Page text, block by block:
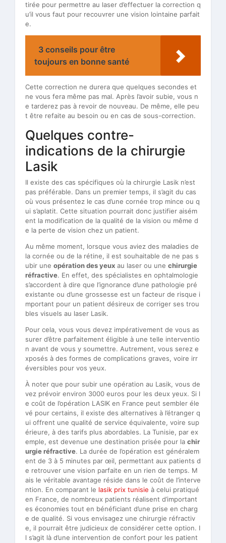
tirée pour permettre au laser d’effectuer la correction q
u’il vous faut pour recouvrer une vision lointaine parfait
e.
3 conseils pour être
toujours en bonne santé
Cette correction ne durera que quelques secondes et
ne vous fera même pas mal. Après l’avoir subie, vous n
e tarderez pas à revoir de nouveau. De même, elle peu
t être refaite au besoin ou en cas de sous-correction.
Quelques contre-
indications de la chirurgie
Lasik
Il existe des cas spécifiques où la chirurgie Lasik n’est
pas préférable. Dans un premier temps, il s’agit du cas
où vous présentez le cas d’une cornée trop mince ou q
ui s’aplatit. Cette situation pourrait donc justifier aisém
ent la modification de la qualité de la vision ou même d
e la perte de vision chez un patient.
Au même moment, lorsque vous aviez des maladies de
la cornée ou de la rétine, il est souhaitable de ne pas s
ubir une opération des yeux au laser ou une chirurgie
réfractive. En effet, des spécialistes en ophtalmologie
s’accordent à dire que l’ignorance d’une pathologie pré
existante ou d’une grossesse est un facteur de risque i
mportant pour un patient désireux de corriger ses trou
bles visuels au laser Lasik.
Pour cela, vous vous devez impérativement de vous as
surer d’être parfaitement éligible à une telle interventio
n avant de vous y soumettre. Autrement, vous serez e
xposés à des formes de complications graves, voire irr
éversibles pour vos yeux.
À noter que pour subir une opération au Lasik, vous de
vez prévoir environ 3000 euros pour les deux yeux. Si l
e coût de l’opération LASIK en France peut sembler éle
vé pour certains, il existe des alternatives à l’étranger q
ui offrent une qualité de service équivalente, voire sup
érieure, à des tarifs plus abordables. La Tunisie, par ex
emple, est devenue une destination prisée pour la chir
urgie réfractive. La durée de l’opération est généralem
ent de 3 à 5 minutes par œil, permettant aux patients d
e retrouver une vision parfaite en un rien de temps. M
ais le véritable avantage réside dans le coût de l’interve
ntion. En comparant le lasik prix tunisie à celui pratiqué
en France, de nombreux patients réalisent d’important
es économies tout en bénéficiant d’une prise en charg
e de qualité. Si vous envisagez une chirurgie réfractiv
e, il pourrait être judicieux de considérer cette option. I
l s’agit là d’une intervention de confort pour les patient